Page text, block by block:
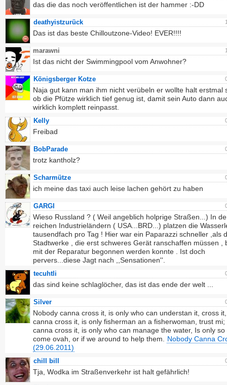
das die das noch veröffentlichen ist der hammer :-DD
deathyistzurück
Das ist das beste Chilloutzone-Video! EVER!!!!
marawni
Ist das nicht der Swimmingpool vom Anwohner?
Königsberger Kotze
Naja gut kann man ihm nicht verübeln er wollte halt erstmal
ob die Pfütze wirklich tief genug ist, damit sein Auto dann
wirklich komplett reinpasst.
Kelly
Freibad
BobParade
trotz kantholz?
Scharmütze
ich meine das taxi auch leise lachen gehört zu haben
GARGI
Wieso Russland ? ( Weil angeblich holprige Straßen...) In
reichen Industrieländern ( USA...BRD...) platzen die
tausendfach pro Tag ! Hier war ein Paparazzi schneller ,als
Stadtwerke , die erst schweres Gerät ranschaffen müssen ,
mit der Reparatur begonnen werden konnte . Ist doch
pervers...diese Jagt nach ,,Sensationen''.
tecuhtli
das sind keine schlaglöcher, das ist das ende der welt ...
Silver
Nobody canna cross it, is only who can understan it, cross
canna cross it, is only fisherman an a fisherwoman, trust mi;
canna cross it, is only who can manage the water, Is only so
come ovah, or if we around to help them.
Nobody Canna
(29.06.2011)
chill bill
Tja, Wodka im Straßenverkehr ist halt gefährlich!